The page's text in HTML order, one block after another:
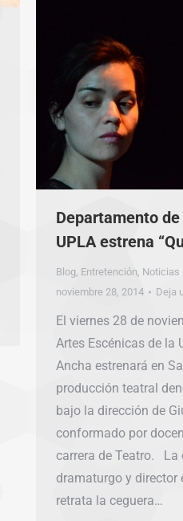
Departamento
UPLA estrena
Blog, Entretención, Noticias
noviembre 28, 2014
Deja
El viernes 28 de
Artes Escénicas de la
Ancha estrenará en
producción teatral
bajo la dirección de
conformado por
carrera de Teatro. La
dramaturgo y director
retrata la ceguera…